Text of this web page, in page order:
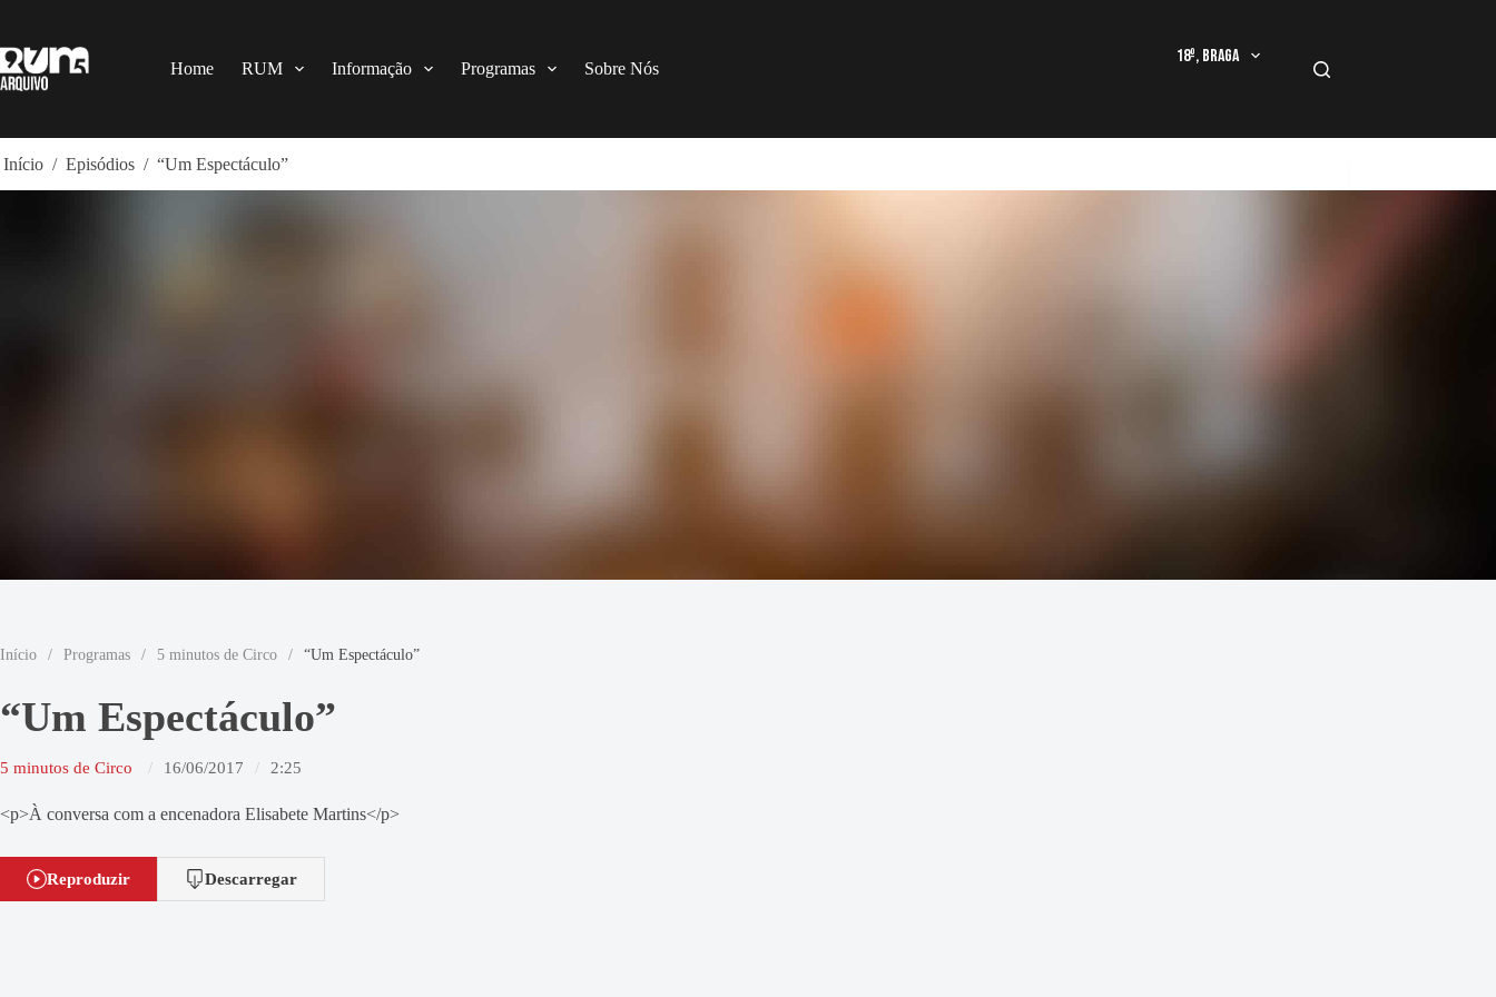
o
conteúdo
Home RUM Informação Programas Sobre Nós
18º, Braga
Início / Episódios / “Um Espectáculo”
Início / Programas / 5 minutos de Circo / “Um Espectáculo”
“Um Espectáculo”
5 minutos de Circo 16/06/2017 2:25
<p>À conversa com a encenadora Elisabete Martins</p>
Reproduzir Descarregar